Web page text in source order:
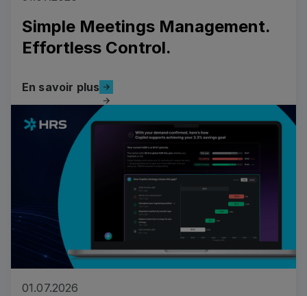
Simple Meetings Management.
Effortless Control.
En savoir plus
En savoir plus
01.07.2026